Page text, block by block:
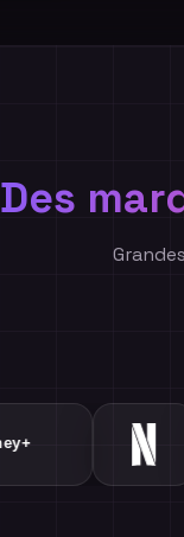
Des